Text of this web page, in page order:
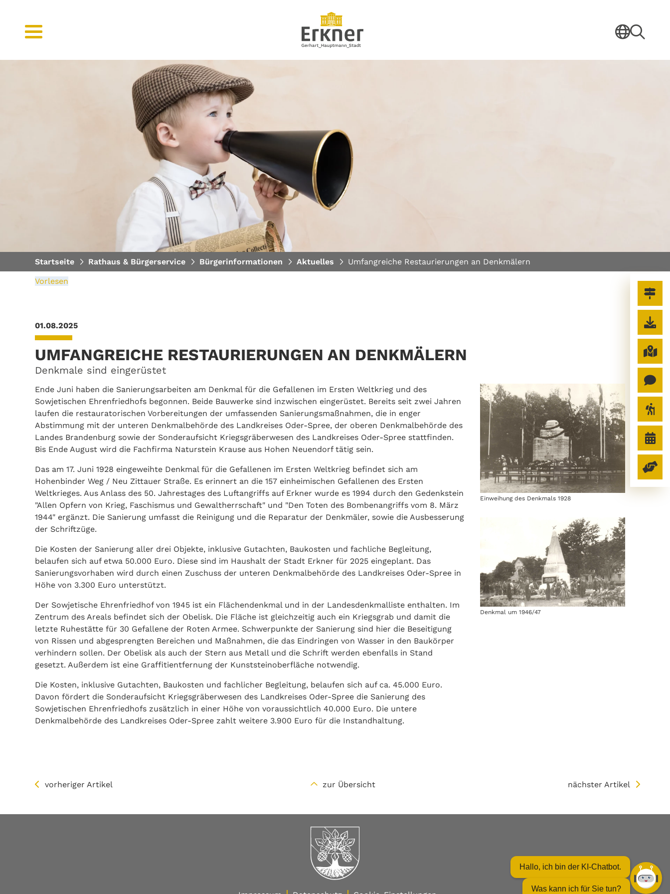
Startseite Rathaus & Bürgerservice Bürgerinformationen Aktuelles Umfangreiche Restaurierungen an Denkmälern
Vorlesen
01.08.2025
UMFANGREICHE RESTAURIERUNGEN AN DENKMÄLERN
Denkmale sind eingerüstet
Ende Juni haben die Sanierungsarbeiten am Denkmal für die Gefallenen im Ersten Weltkrieg und des
Sowjetischen Ehrenfriedhofs begonnen. Beide Bauwerke sind inzwischen eingerüstet. Bereits seit zwei Jahren
laufen die restauratorischen Vorbereitungen der umfassenden Sanierungsmaßnahmen, die in enger
Abstimmung mit der unteren Denkmalbehörde des Landkreises Oder-Spree, der oberen Denkmalbehörde des
Landes Brandenburg sowie der Sonderaufsicht Kriegsgräberwesen des Landkreises Oder-Spree stattfinden.
Bis Ende August wird die Fachfirma Naturstein Krause aus Hohen Neuendorf tätig sein.
Das am 17. Juni 1928 eingeweihte Denkmal für die Gefallenen im Ersten Weltkrieg befindet sich am
Hohenbinder Weg / Neu Zittauer Straße. Es erinnert an die 157 einheimischen Gefallenen des Ersten
Weltkrieges. Aus Anlass des 50. Jahrestages des Luftangriffs auf Erkner wurde es 1994 durch den Gedenkstein
"Allen Opfern von Krieg, Faschismus und Gewaltherrschaft" und "Den Toten des Bombenangriffs vom 8. März
1944" ergänzt. Die Sanierung umfasst die Reinigung und die Reparatur der Denkmäler, sowie die Ausbesserung
der Schriftzüge.
Die Kosten der Sanierung aller drei Objekte, inklusive Gutachten, Baukosten und fachliche Begleitung,
belaufen sich auf etwa 50.000 Euro. Diese sind im Haushalt der Stadt Erkner für 2025 eingeplant. Das
Sanierungsvorhaben wird durch einen Zuschuss der unteren Denkmalbehörde des Landkreises Oder-Spree in
Höhe von 3.300 Euro unterstützt.
Der Sowjetische Ehrenfriedhof von 1945 ist ein Flächendenkmal und in der Landesdenkmalliste enthalten. Im
Zentrum des Areals befindet sich der Obelisk. Die Fläche ist gleichzeitig auch ein Kriegsgrab und damit die
letzte Ruhestätte für 30 Gefallene der Roten Armee. Schwerpunkte der Sanierung sind hier die Beseitigung
von Rissen und abgesprengten Bereichen und Maßnahmen, die das Eindringen von Wasser in den Baukörper
verhindern sollen. Der Obelisk als auch der Stern aus Metall und die Schrift werden ebenfalls in Stand
gesetzt. Außerdem ist eine Graffitientfernung der Kunststeinoberfläche notwendig.
Die Kosten, inklusive Gutachten, Baukosten und fachlicher Begleitung, belaufen sich auf ca. 45.000 Euro.
Davon fördert die Sonderaufsicht Kriegsgräberwesen des Landkreises Oder-Spree die Sanierung des
Sowjetischen Ehrenfriedhofs zusätzlich in einer Höhe von voraussichtlich 40.000 Euro. Die untere
Denkmalbehörde des Landkreises Oder-Spree zahlt weitere 3.900 Euro für die Instandhaltung.
Einweihung des Denkmals 1928
Denkmal um 1946/47
vorheriger Artikel zur Übersicht nächster Artikel
Hallo, ich bin der KI-Chatbot.
Was kann ich für Sie tun?